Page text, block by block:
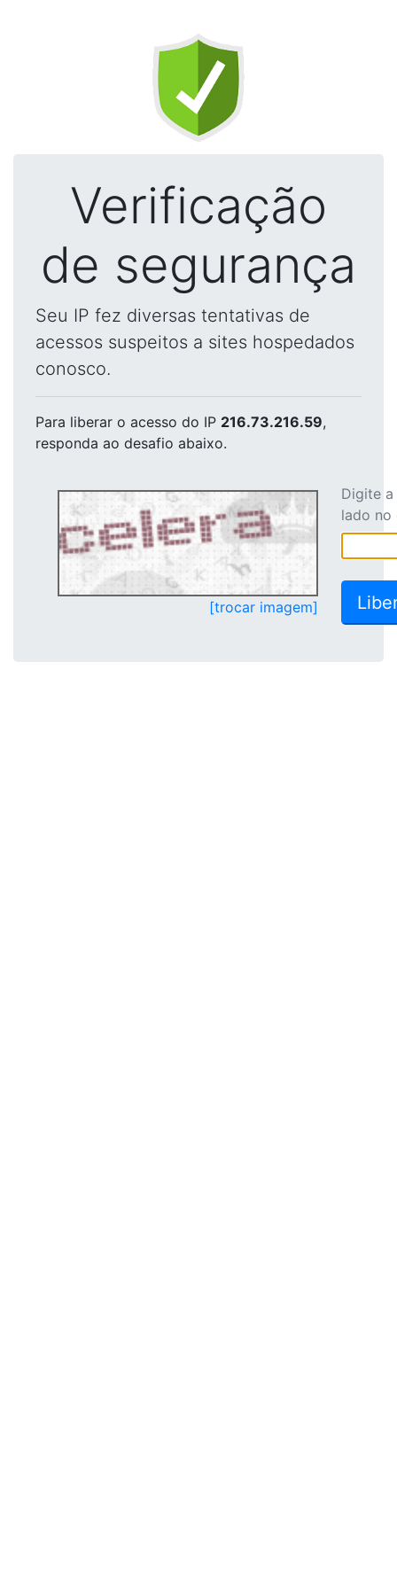
Verificação
de segurança
Seu IP fez diversas tentativas de
acessos suspeitos a sites hospedados
conosco.
Para liberar o acesso do IP 216.73.216.59,
responda ao desafio abaixo.
[trocar imagem]
Digite
lado no